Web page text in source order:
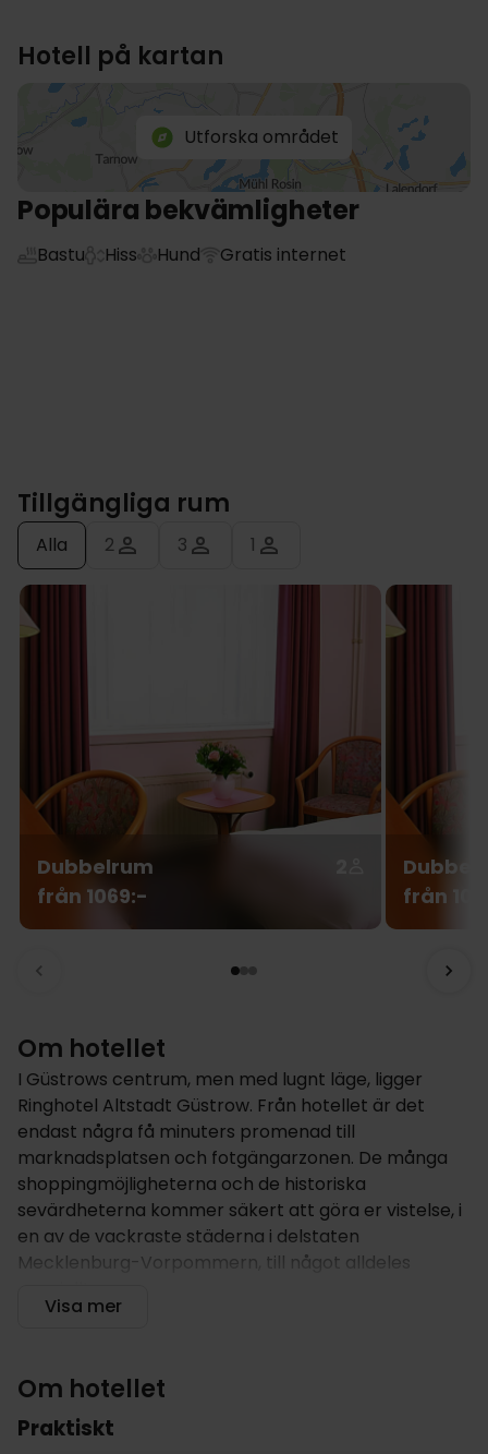
Hotell på kartan
Utforska området
Populära bekvämligheter
Bastu Hiss Hund Gratis internet
Tillgängliga rum
Alla 2 3 1
Dubbelrum
från 1069:-
från
Om hotellet
I Güstrows centrum, men med lugnt läge, ligger
Ringhotel Altstadt Güstrow. Från hotellet är det
endast några få minuters promenad till
marknadsplatsen och fotgängarzonen. De många
shoppingmöjligheterna och de historiska
sevärdheterna kommer säkert att göra er vistelse, i
en av de vackraste städerna i delstaten
Mecklenburg-Vorpommern, till något alldeles
med 43 rum. Hotellet har restaurang och en trevlig
lounge. I loungen serveras kaffe och hembakat på
Visa mer
Om hotellet
Praktiskt